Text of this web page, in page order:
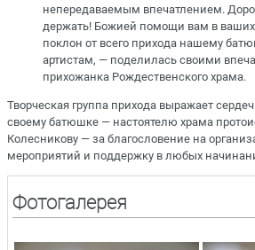
непередаваемым впечатлением.
держать! Божией помощи вам в ваших
поклон от всего прихода нашему
артистам, — поделилась своими
прихожанка Рождественского храма.
Творческая группа прихода выражает
своему батюшке — настоятелю храма
Колесникову — за благословение на
мероприятий и поддержку в любых
Фотогалерея